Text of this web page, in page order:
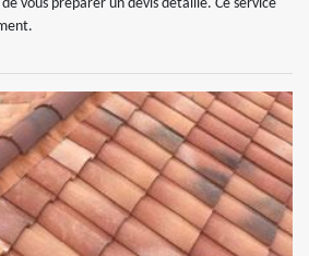
vous préparer un devis détaillé. Ce service